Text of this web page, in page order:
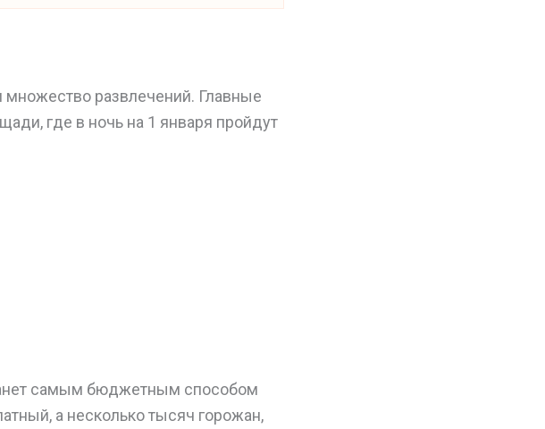
развлечений. Главные
где в ночь на 1 января пройдут
самым бюджетным способом
а несколько тысяч горожан,